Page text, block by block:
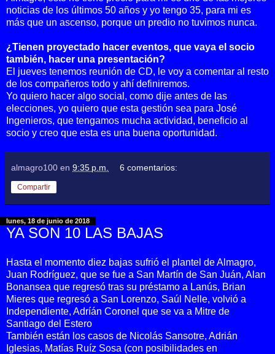
noticias de los últimos 50 años y yo tengo 35, para mi es
más que un ascenso, porque un predio no tuvimos nunca.
¿Tienen proyectado hacer eventos, que vaya el socio
también, hacer una presentación?
El jueves tenemos reunión de CD, le voy a comentar al resto
de los compañeros todo y ahí definiremos.
Yo quiero hacer algo social, como dije antes de las
elecciones, yo quiero que esta gestión sea para José
Ingenieros, que tengamos mucha actividad, beneficio al
socio y creo que esta es una buena oportunidad.
almagro100 en 9:35 p.m. 6 comentarios:
Compartir
lunes, 18 de junio de 2018
YA SON 10 LAS BAJAS
Hasta el momento diez bajas sufrió el plantel de Almagro,
Juan Rodríguez, que se fue a San Martín de San Juán, Alan
Bonansea que regresó tras su préstamo a Lanús, Brian
Mieres que regresó a San Lorenzo, Saúl Nelle, volvió a
Independiente, Adríán Coronel que se va a Mitre de
Santiago del Estero
También están los casos de Nicolás Sansotre, Adrián
Iglesias, Matías Ruíz Sosa (con posibilidades en